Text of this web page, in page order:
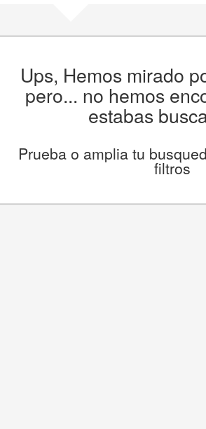
Ups, Hemos mirado
pero... no hemos
estabas
Prueba o amplia tu
filtros